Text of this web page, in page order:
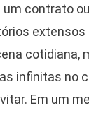
um contrato
extensos
cotidiana,
infinitas no
Em um